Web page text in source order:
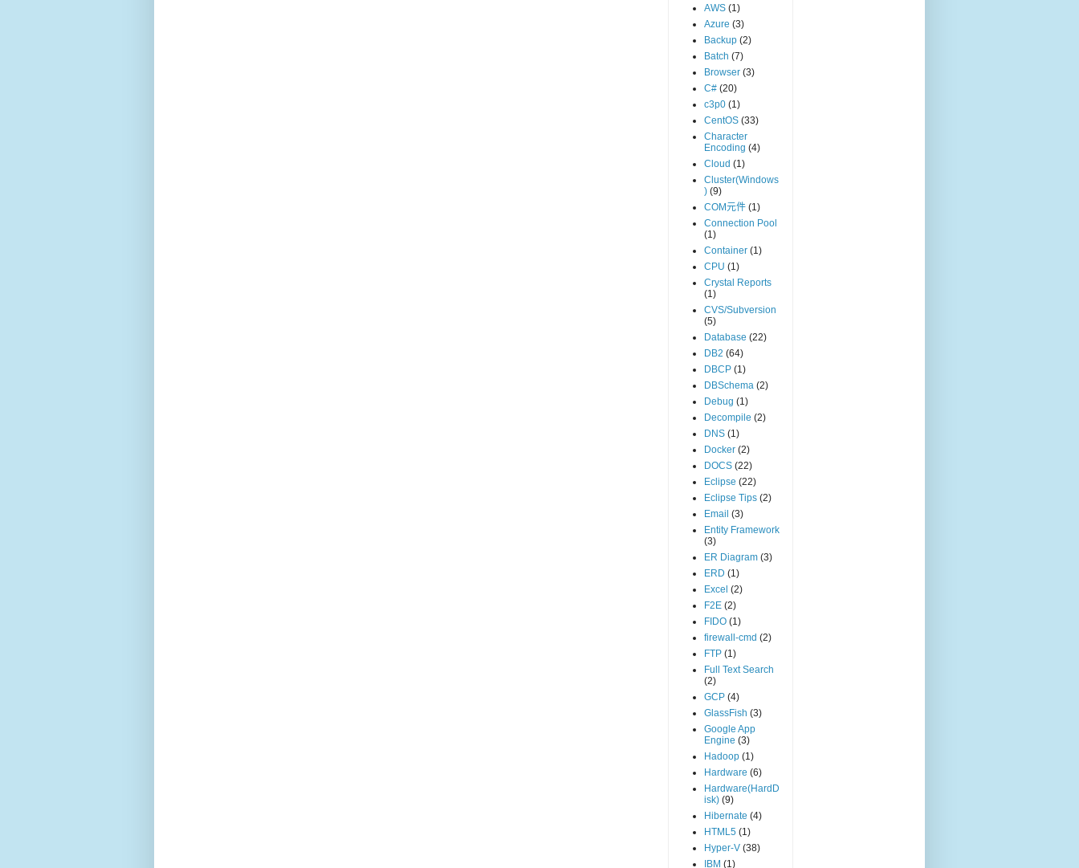
AWS (1)
Azure (3)
Backup (2)
Batch (7)
Browser (3)
C# (20)
c3p0 (1)
CentOS (33)
Character
Encoding (4)
Cloud (1)
Cluster(Windows
) (9)
COM元件 (1)
Connection Pool
(1)
Container (1)
CPU (1)
Crystal Reports
(1)
CVS/Subversion
(5)
Database (22)
DB2 (64)
DBCP (1)
DBSchema (2)
Debug (1)
Decompile (2)
DNS (1)
Docker (2)
DOCS (22)
Eclipse (22)
Eclipse Tips (2)
Email (3)
Entity Framework
(3)
ER Diagram (3)
ERD (1)
Excel (2)
F2E (2)
FIDO (1)
firewall-cmd (2)
FTP (1)
Full Text Search
(2)
GCP (4)
GlassFish (3)
Google App
Engine (3)
Hadoop (1)
Hardware (6)
Hardware(HardD
isk) (9)
Hibernate (4)
HTML5 (1)
Hyper-V (38)
IBM (1)